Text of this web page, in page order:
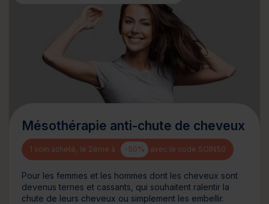
Mésothérapie anti-chute de cheveux
1 soin acheté, le 2ème à -50% avec le code SOIN50
Pour les femmes et les hommes dont les cheveux sont
devenus ternes et cassants, qui souhaitent ralentir la
chute de leurs cheveux ou simplement les embellir.